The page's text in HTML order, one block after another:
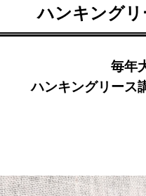
ハンキングリ
毎年
ハンキングリース